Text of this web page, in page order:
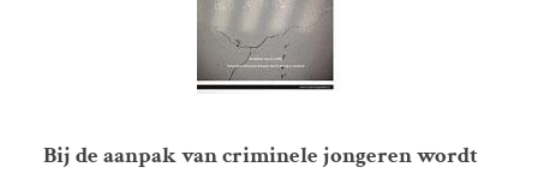
Bij de aanpak van criminele jongeren wordt